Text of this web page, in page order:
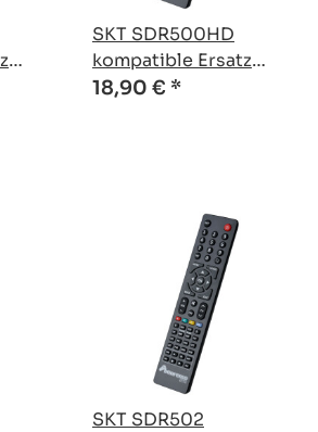
SKT SDR500HD
kompatible Ersatz
Fernbedienung
18,90 € *
SKT SDR502